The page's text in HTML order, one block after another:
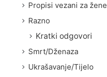
Propisi vezani za žene
Razno
Kratki odgovori
Smrt/Dženaza
Ukrašavanje/Tijelo